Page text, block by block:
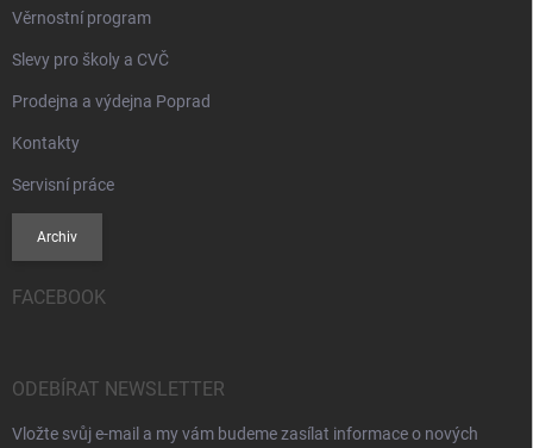
Věrnostní program
Slevy pro školy a CVČ
Prodejna a výdejna Poprad
Kontakty
Servisní práce
Archiv
FACEBOOK
ODEBÍRAT NEWSLETTER
Vložte svůj e-mail a my vám budeme zasílat informace o nových